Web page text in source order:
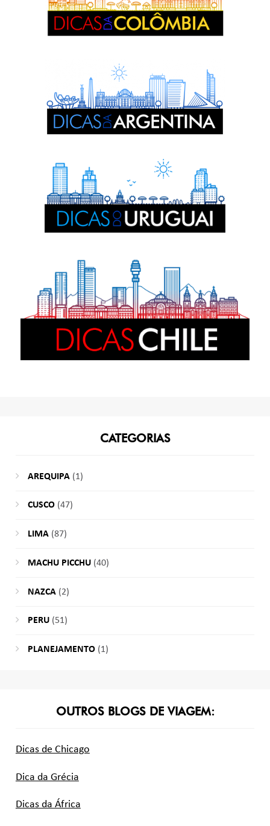
CATEGORIAS
AREQUIPA(1)
CUSCO(47)
LIMA(87)
MACHU PICCHU(40)
NAZCA(2)
PERU(51)
PLANEJAMENTO(1)
OUTROS BLOGS DE VIAGEM:
Dicas de Chicago
Dica da Grécia
Dicas da África